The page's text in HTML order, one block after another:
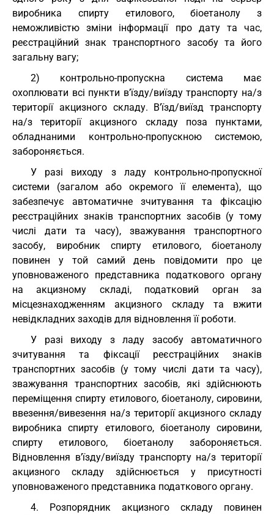
виробника спирту етилового, біоетанолу з
неможливістю зміни інформації про дату та час,
реєстраційний знак транспортного засобу та його
загальну вагу;
2) контрольно-пропускна система має
охоплювати всі пункти в’їзду/виїзду транспорту на/з
території акцизного складу. В’їзд/виїзд транспорту
на/з території акцизного складу поза пунктами,
обладнаними контрольно-пропускною системою,
забороняється.
У разі виходу з ладу контрольно-пропускної
системи (загалом або окремого її елемента), що
забезпечує автоматичне зчитування та фіксацію
реєстраційних знаків транспортних засобів (у тому
числі дати та часу), зважування транспортного
засобу, виробник спирту етилового, біоетанолу
повинен у той самий день повідомити про це
уповноваженого представника податкового органу
на акцизному складі, податковий орган за
місцезнаходженням акцизного складу та вжити
невідкладних заходів для відновлення її роботи.
У разі виходу з ладу засобу автоматичного
зчитування та фіксації реєстраційних знаків
транспортних засобів (у тому числі дати та часу),
зважування транспортних засобів, які здійснюють
переміщення спирту етилового, біоетанолу, сировини,
ввезення/вивезення на/з території акцизного складу
виробника спирту етилового, біоетанолу сировини,
спирту етилового, біоетанолу забороняється.
Відновлення в’їзду/виїзду транспорту на/з території
акцизного складу здійснюється у присутності
уповноваженого представника податкового органу.
4. Розпорядник акцизного складу повинен